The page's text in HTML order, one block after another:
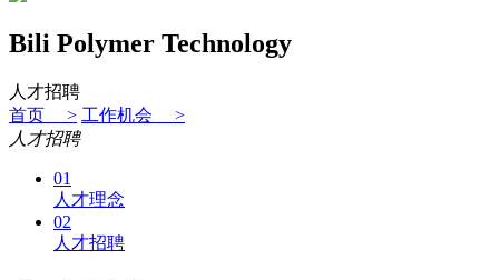
Bili Polymer Technology
人才招聘
首页 > 工作机会 >
人才招聘
01
人才理念
02
人才招聘